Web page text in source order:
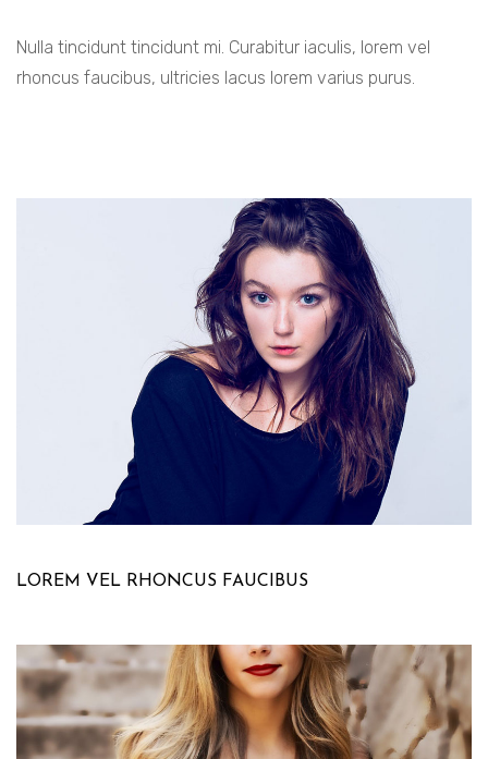
Nulla tincidunt tincidunt mi. Curabitur iaculis, lorem vel
rhoncus faucibus, ultricies lacus lorem varius purus.
LOREM VEL RHONCUS FAUCIBUS